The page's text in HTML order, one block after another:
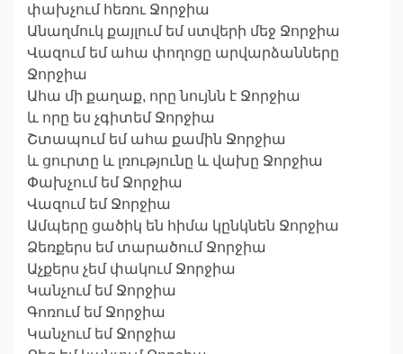
փախչում հեռու Ջորջիա
Անաղմուկ քայլում եմ ստվերի մեջ Ջորջիա
Վազում եմ ահա փողոցը արվարձանները
Ջորջիա
Ահա մի քաղաք, որը նույնն է Ջորջիա
և որը ես չգիտեմ Ջորջիա
Շտապում եմ ահա քամին Ջորջիա
և ցուրտը և լռությունը և վախը Ջորջիա
Փախչում եմ Ջորջիա
Վազում եմ Ջորջիա
Ամպերը ցածիկ են հիմա կընկնեն Ջորջիա
Ձեռքերս եմ տարածում Ջորջիա
Աչքերս չեմ փակում Ջորջիա
Կանչում եմ Ջորջիա
Գոռում եմ Ջորջիա
Կանչում եմ Ջորջիա